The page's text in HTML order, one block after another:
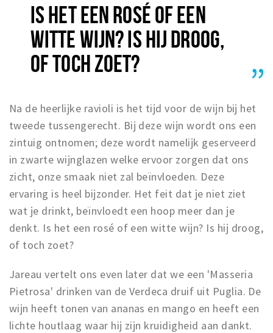
IS HET EEN ROSÉ OF EEN
WITTE WIJN? IS HIJ DROOG,
OF TOCH ZOET?
Na de heerlijke ravioli is het tijd voor de wijn bij het
tweede tussengerecht. Bij deze wijn wordt ons een
zintuig ontnomen; deze wordt namelijk geserveerd
in zwarte wijnglazen welke ervoor zorgen dat ons
zicht, onze smaak niet zal beïnvloeden. Deze
ervaring is heel bijzonder. Het feit dat je niet ziet
wat je drinkt, beïnvloedt een hoop meer dan je
denkt. Is het een rosé of een witte wijn? Is hij droog,
of toch zoet?
Jareau vertelt ons even later dat we een 'Masseria
Pietrosa' drinken van de Verdeca druif uit Puglia. De
wijn heeft tonen van ananas en mango en heeft een
lichte houtlaag waar hij zijn kruidigheid aan dankt.